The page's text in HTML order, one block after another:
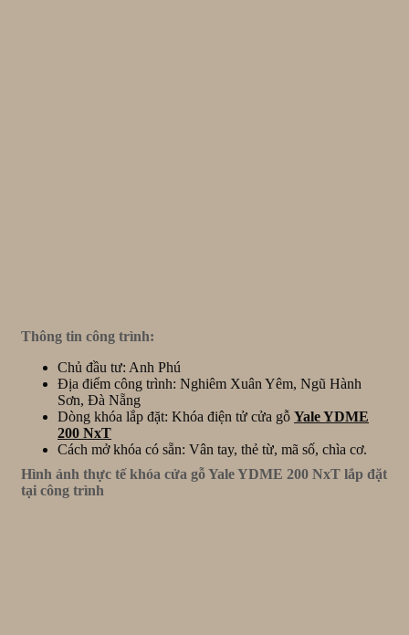
Thông tin công trình:
Chủ đầu tư: Anh Phú
Địa điểm công trình: Nghiêm Xuân Yêm, Ngũ Hành
Sơn, Đà Nẵng
Dòng khóa lắp đặt: Khóa điện tử cửa gỗ Yale YDME
200 NxT
Cách mở khóa có sẵn: Vân tay, thẻ từ, mã số, chìa cơ.
Hình ảnh thực tế khóa cửa gỗ Yale YDME 200 NxT lắp đặt
tại công trình